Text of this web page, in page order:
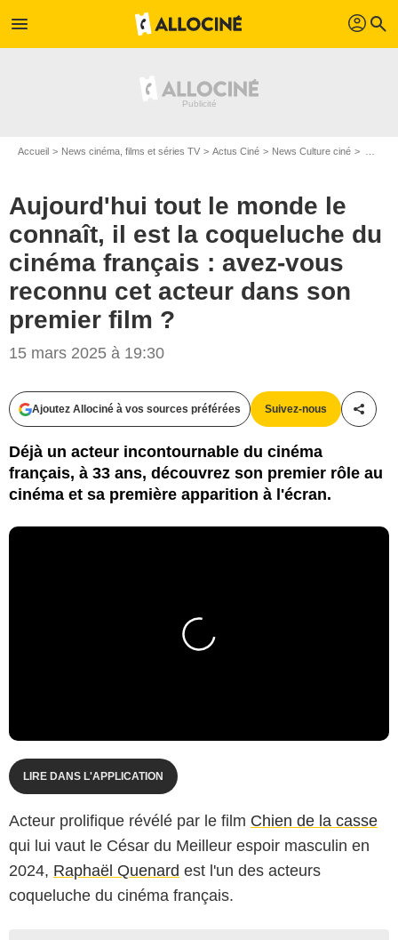
menu profil search
Accueil News cinéma, films et séries TV Actus Ciné News Culture ciné
Aujourd'hui tout le monde le
connaît, il est la coqueluche du
cinéma français : avez-vous
reconnu cet acteur dans son
premier film ?
15 mars 2025 à 19:30
Ajoutez Allociné à vos sources préférées Suivez-nous
Déjà un acteur incontournable du cinéma
français, à 33 ans, découvrez son premier rôle au
cinéma et sa première apparition à l'écran.
LIRE DANS L'APPLICATION
Acteur prolifique révélé par le film Chien de la casse
qui lui vaut le César du Meilleur espoir masculin en
2024, Raphaël Quenard est l'un des acteurs
coqueluche du cinéma français.